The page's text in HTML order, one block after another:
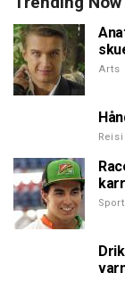
Arts